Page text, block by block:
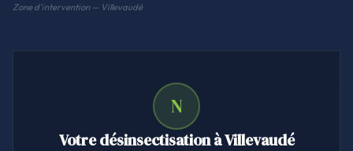
Zone d'intervention — Villevaudé
N
Votre désinsectisation à Villevaudé